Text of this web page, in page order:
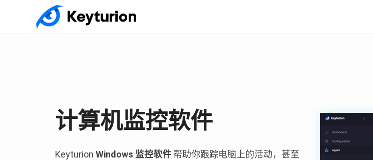
计算机监控软件
Keyturion Windows 监控软件帮助你跟踪电脑上的活动，甚至